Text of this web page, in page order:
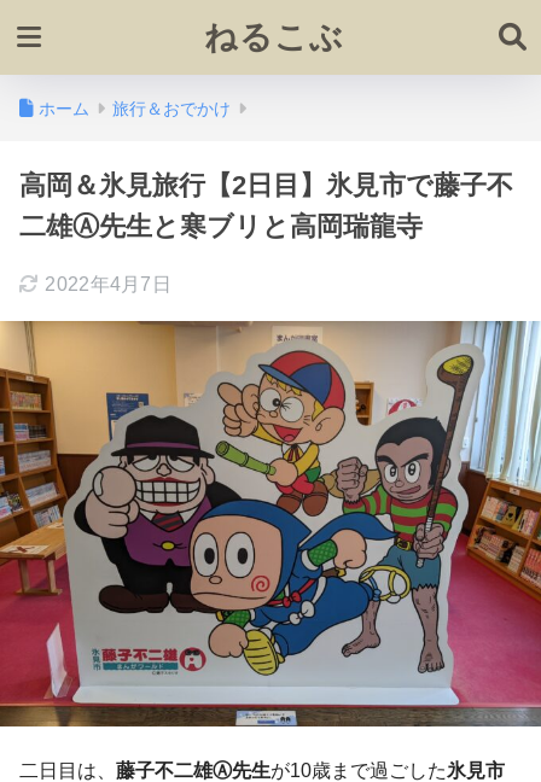
ねるこぶ
ホーム 旅行＆おでかけ
高岡＆氷見旅行【2日目】氷見市で藤子不
二雄Ⓐ先生と寒ブリと高岡瑞龍寺
2022年4月7日
二日目は、 藤子不二雄Ⓐ先生が10歳まで過ごした氷見市